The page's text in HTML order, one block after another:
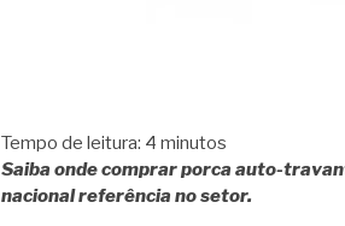
Tempo de leitura: 4 minutos
Saiba onde comprar porca auto-
nacional referência no setor.